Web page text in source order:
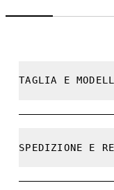
TAGLIA E
SPEDIZIONE E